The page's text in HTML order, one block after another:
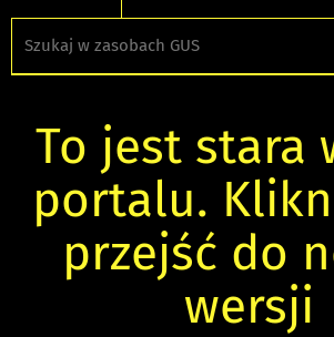
To jest stara
portalu.
przejść do
wersji